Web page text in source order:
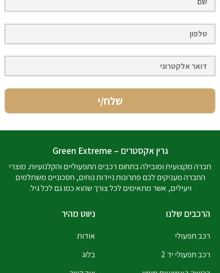
גרין אקסטרים – Green Extreme
חברה מקצועית ומובילה בתחום רכבים התפעוליים והקלנועיות. מוצרי
החברה מעניקים לכם פתרונות ניידות נוחים, חסכוניים משתלמים
ויעילים, אשר מתאימים לכל צורך שהוא כמו גם לכל גיל.
הרכבים שלנו
רכב תפעולי
רכב תפעולי יד 2
ניווט מהיר
אודות
בלוג